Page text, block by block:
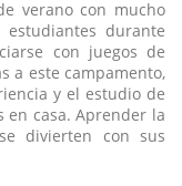
verano con mucho
durante
con juegos de
a este campamento,
y el estudio de
en casa. Aprender la
divierten con sus